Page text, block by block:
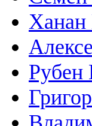
Ханан
Рубен